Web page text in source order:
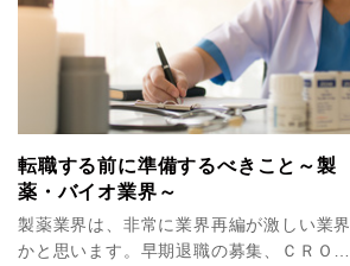
転職する前に準備するべきこと～製
薬・バイオ業界～
製薬業界は、非常に業界再編が激しい業界
かと思います。早期退職の募集、ＣＲＯの